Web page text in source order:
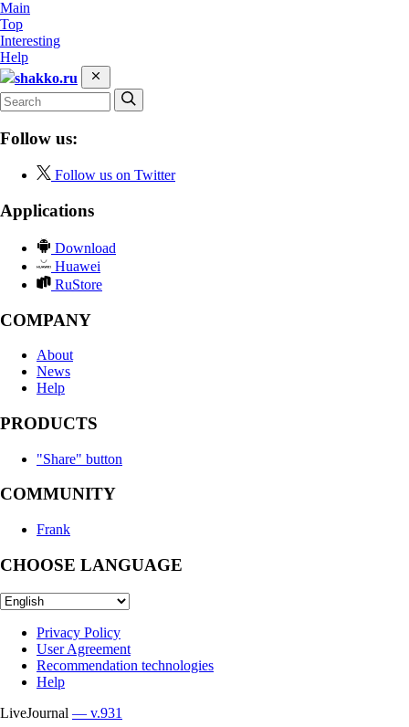
Main
Top
Interesting
Help
shakko.ru
Follow us:
Follow us on Twitter
Applications
Download
Huawei
RuStore
COMPANY
About
News
Help
PRODUCTS
"Share" button
COMMUNITY
Frank
CHOOSE LANGUAGE
Privacy Policy
User Agreement
Recommendation technologies
Help
LiveJournal — v.931